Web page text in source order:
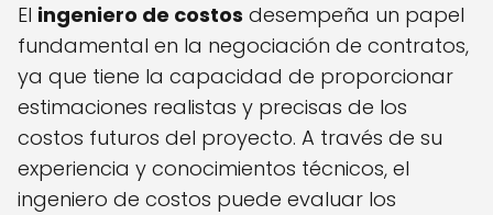
El ingeniero de costos desempeña un papel
fundamental en la negociación de contratos,
ya que tiene la capacidad de proporcionar
estimaciones realistas y precisas de los
costos futuros del proyecto. A través de su
experiencia y conocimientos técnicos, el
ingeniero de costos puede evaluar los